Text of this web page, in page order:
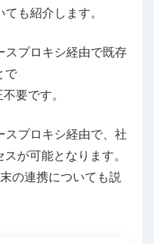
も紹介します。
プロキシ経由で既存
で
要です。
プロキシ経由で、社
が可能となります。
の連携についても説